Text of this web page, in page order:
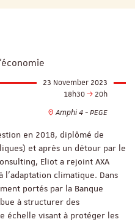
23 November 2023
18h30
20h
Amphi 4 - PEGE
en 2018, diplômé de
et après un détour par le
Eliot a rejoint AXA
l’adaptation climatique. Dans
portés par la Banque
à structurer des
échelle visant à protéger les